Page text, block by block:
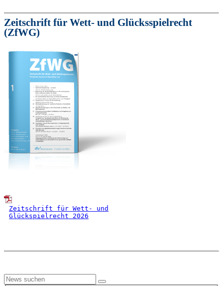
Zeitschrift für Wett- und Glücksspielrecht
(ZfWG)
Zeitschrift für Wett- und
Glückspielrecht 2026